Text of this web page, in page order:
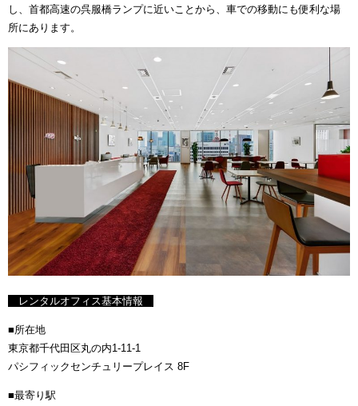
し、首都高速の呉服橋ランプに近いことから、車での移動にも便利な場
所にあります。
レンタルオフィス基本情報
■所在地
東京都千代田区丸の内1-11-1
パシフィックセンチュリープレイス 8F
■最寄り駅